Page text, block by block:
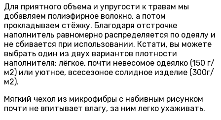
Для приятного объема и упругости к травам мы
добавляем полиэфирное волокно, а потом
прокладываем стёжку. Благодаря отстрочке
наполнитель равномерно распределяется по одеялу и
не сбивается при использовании. Кстати, вы можете
выбрать один из двух вариантов плотности
наполнителя: лёгкое, почти невесомое одеялко (150 г/
м2) или уютное, всесезоное солидное изделие (300г/
м2).
Мягкий чехол из микрофибры с набивным рисунком
почти не впитывает влагу, за ним легко ухаживать.